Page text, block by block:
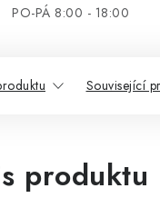
PO-PÁ 8:00 - 18:00
Související
produktu